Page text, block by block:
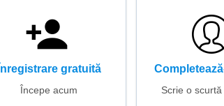
Înregistrare gratuită
Începe acum Scrie o